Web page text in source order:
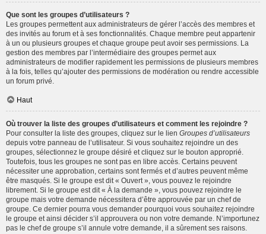
Que sont les groupes d’utilisateurs ?
Les groupes permettent aux administrateurs de gérer l’accès des membres et
des invités au forum et à ses fonctionnalités. Chaque membre peut appartenir
à un ou plusieurs groupes et chaque groupe peut avoir ses permissions. La
gestion des membres par l’intermédiaire des groupes permet aux
administrateurs de modifier rapidement les permissions de plusieurs membres
à la fois, telles qu’ajouter des permissions de modération ou rendre accessible
un forum privé.
Haut
Où trouver la liste des groupes d’utilisateurs et comment les rejoindre ?
Pour consulter la liste des groupes, cliquez sur le lien Groupes d’utilisateurs
depuis votre panneau de l’utilisateur. Si vous souhaitez rejoindre un des
groupes, sélectionnez le groupe désiré et cliquez sur le bouton approprié.
Toutefois, tous les groupes ne sont pas en libre accès. Certains peuvent
nécessiter une approbation, certains sont fermés et d’autres peuvent même
être masqués. Si le groupe est dit « Ouvert », vous pouvez le rejoindre
librement. Si le groupe est dit « À la demande », vous pouvez rejoindre le
groupe mais votre demande nécessitera d’être approuvée par un chef de
groupe. Ce dernier pourra vous demander pourquoi vous souhaitez rejoindre
le groupe et ainsi décider s’il approuvera ou non votre demande. N’importunez
pas le chef de groupe s’il annule votre demande, il a sûrement ses raisons.